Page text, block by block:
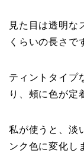
見た目は透明な
くらいの長さで
ティントタイプ
り、頰に色が定
私が使うと、淡
ンク色に変化し